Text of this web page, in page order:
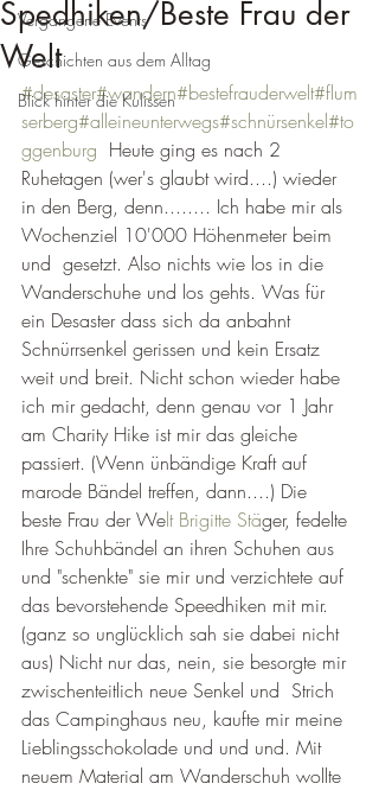
Vergangene Events
Geschichten aus dem Alltag
Blick hinter die Kulissen
Spedhiken/Beste Frau der
Welt
#desaster#wandern#bestefrauderwelt#flum
serberg#alleineunterwegs#schnürsenkel#to
ggenburg
  Heute ging es nach 2
Ruhetagen (wer's glaubt wird....) wieder
in den Berg, denn........ Ich habe mir als
Wochenziel 10'000 Höhenmeter beim
und  gesetzt. Also nichts wie los in die
Wanderschuhe und los gehts. Was für
ein Desaster dass sich da anbahnt
Schnürrsenkel gerissen und kein Ersatz
weit und breit. Nicht schon wieder habe
ich mir gedacht, denn genau vor 1 Jahr
am Charity Hike ist mir das gleiche
passiert. (Wenn ünbändige Kraft auf
marode Bändel treffen, dann....) Die
beste Frau der Welt Brigitte Stäger, fedelte
Ihre Schuhbändel an ihren Schuhen aus
und "schenkte" sie mir und verzichtete auf
das bevorstehende Speedhiken mit mir.
(ganz so unglücklich sah sie dabei nicht
aus) Nicht nur das, nein, sie besorgte mir
zwischenteitlich neue Senkel und  Strich
das Campinghaus neu, kaufte mir meine
Lieblingsschokolade und und und. Mit
neuem Material am Wanderschuh wollte